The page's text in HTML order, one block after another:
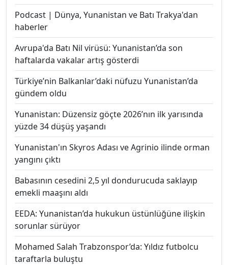
Podcast | Dünya, Yunanistan ve Batı Trakya'dan
haberler
Avrupa'da Batı Nil virüsü: Yunanistan’da son
haftalarda vakalar artış gösterdi
Türkiye’nin Balkanlar’daki nüfuzu Yunanistan’da
gündem oldu
Yunanistan: Düzensiz göçte 2026’nın ilk yarısında
yüzde 34 düşüş yaşandı
Yunanistan'ın Skyros Adası ve Agrinio ilinde orman
yangını çıktı
Babasının cesedini 2,5 yıl dondurucuda saklayıp
emekli maaşını aldı
EEDA: Yunanistan’da hukukun üstünlüğüne ilişkin
sorunlar sürüyor
Mohamed Salah Trabzonspor’da: Yıldız futbolcu
taraftarla buluştu